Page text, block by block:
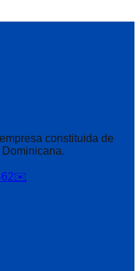
constituida de
✉️